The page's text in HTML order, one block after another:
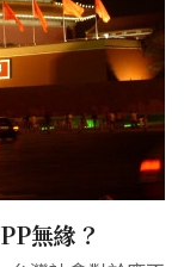
無緣？